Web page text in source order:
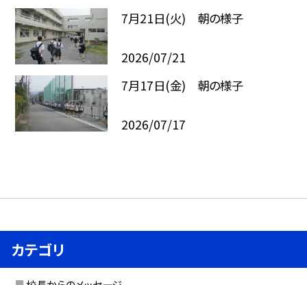
7月21日(火) 朝の様子
2026/07/21
7月17日(金) 朝の様子
2026/07/17
カテゴリ